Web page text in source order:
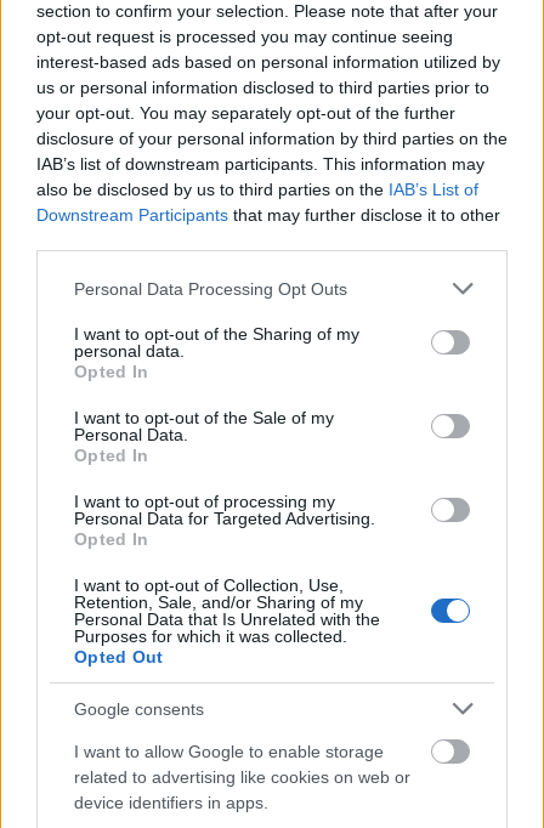
section to confirm your selection. Please note that after your
opt-out request is processed you may continue seeing
interest-based ads based on personal information utilized by
us or personal information disclosed to third parties prior to
your opt-out. You may separately opt-out of the further
disclosure of your personal information by third parties on the
IAB’s list of downstream participants. This information may
also be disclosed by us to third parties on the IAB’s List of
Downstream Participants that may further disclose it to other
Please note that this website/app uses one or more Google
not limited to your visit or usage behaviour. You may click to
grant or deny consent to Google and its third-party tags to
use your data for below specified purposes in below Google
consent section.
Personal Data Processing Opt Outs
I want to opt-out of the Sharing of my
personal data.
Opted In
I want to opt-out of the Sale of my
Personal Data.
Opted In
I want to opt-out of processing my
Personal Data for Targeted Advertising.
Opted In
I want to opt-out of Collection, Use,
Retention, Sale, and/or Sharing of my
Personal Data that Is Unrelated with the
Purposes for which it was collected.
Opted Out
Google consents
I want to allow Google to enable storage
related to advertising like cookies on web or
device identifiers in apps.
RADU
RUEDA
CARREIRA
JAVI RODRÍGUEZ
STARFELT
MARCOS
ALONSO
Estos jugadores son baja : Swedberg.
Estos jugadores son duda:
Posibles cambios en el once
puesto asegurado. En el centro de la defensa podrían entrar
Manu Fernández o Yoel Lago, en el carril derecho Rueda
por Carreira y en el centro del campo Sotelo o Damián por
Beltrán y Moriba. En la zona ofensiva, Giraldez tiene
muchas variantes y puede jugar cualquiera.
SofaScore-Puntuaciones: preguntas más frecuentes
otorgar las calificaciones por
Comunio.es. A continuación
respondemos las preguntas más
frecuentes sobre SofaScore.